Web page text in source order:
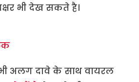
भी देख सकते है।
अलग दावे के साथ वायरल